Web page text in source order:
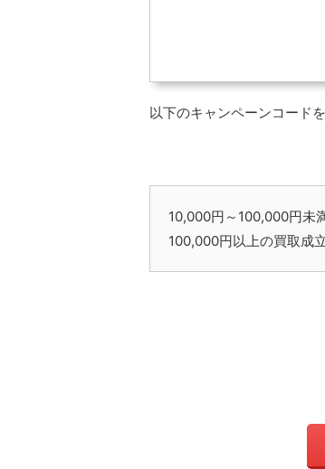
以下のキャンペーンコード
10,000円～100,000円未
100,000円以上の買取成